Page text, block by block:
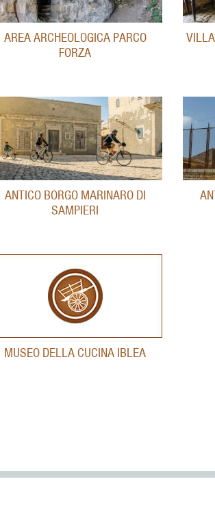
AREA ARCHEOLOGICA PARCO
FORZA
ANTICO BORGO MARINARO DI
SAMPIERI
MUSEO DELLA CUCINA IBLEA